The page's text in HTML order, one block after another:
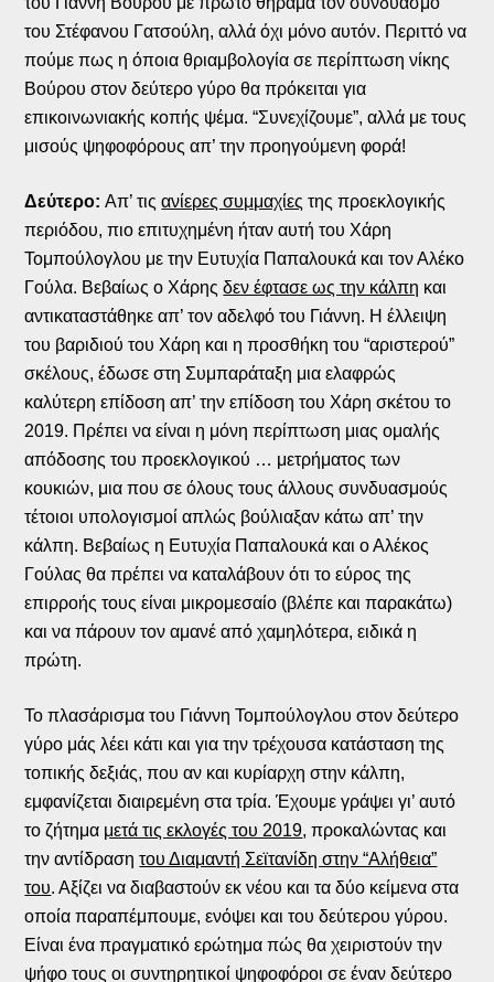
του Στέφανου Γατσούλη, αλλά όχι μόνο αυτόν. Περιττό να
πούμε πως η όποια θριαμβολογία σε περίπτωση νίκης
Βούρου στον δεύτερο γύρο θα πρόκειται για
επικοινωνιακής κοπής ψέμα. “Συνεχίζουμε”, αλλά με τους
μισούς ψηφοφόρους απ’ την προηγούμενη φορά!
Δεύτερο:Απ’ τιςανίερες συμμαχίες της προεκλογικής
περιόδου, πιο επιτυχημένη ήταν αυτή του Χάρη
Τομπούλογλου με την Ευτυχία Παπαλουκά και τον Αλέκο
Γούλα. Βεβαίως ο Χάρηςδεν έφτασε ως την κάλπη και
αντικαταστάθηκε απ’ τον αδελφό του Γιάννη. Η έλλειψη
του βαριδιού του Χάρη και η προσθήκη του “αριστερού”
σκέλους, έδωσε στη Συμπαράταξη μια ελαφρώς
καλύτερη επίδοση απ’ την επίδοση του Χάρη σκέτου το
2019. Πρέπει να είναι η μόνη περίπτωση μιας ομαλής
απόδοσης του προεκλογικού … μετρήματος των
κουκιών, μια που σε όλους τους άλλους συνδυασμούς
τέτοιοι υπολογισμοί απλώς βούλιαξαν κάτω απ’ την
κάλπη. Βεβαίως η Ευτυχία Παπαλουκά και ο Αλέκος
Γούλας θα πρέπει να καταλάβουν ότι το εύρος της
επιρροής τους είναι μικρομεσαίο (βλέπε και παρακάτω)
και να πάρουν τον αμανέ από χαμηλότερα, ειδικά η
πρώτη.
Το πλασάρισμα του Γιάννη Τομπούλογλου στον δεύτερο
γύρο μάς λέει κάτι και για την τρέχουσα κατάσταση της
τοπικής δεξιάς, που αν και κυρίαρχη στην κάλπη,
εμφανίζεται διαιρεμένη στα τρία. Έχουμε γράψει γι’ αυτό
το ζήτημα μετά τις εκλογές του 2019, προκαλώντας και
την αντίδρασητου Διαμαντή Σεϊτανίδη στην “Αλήθεια”
του. Αξίζει να διαβαστούν εκ νέου και τα δύο κείμενα στα
οποία παραπέμπουμε, ενόψει και του δεύτερου γύρου.
Είναι ένα πραγματικό ερώτημα πώς θα χειριστούν την
ψήφο τους οι συντηρητικοί ψηφοφόροι σε έναν δεύτερο